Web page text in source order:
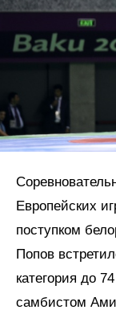
Европейских
поступком
Попов
категория до
самбистом